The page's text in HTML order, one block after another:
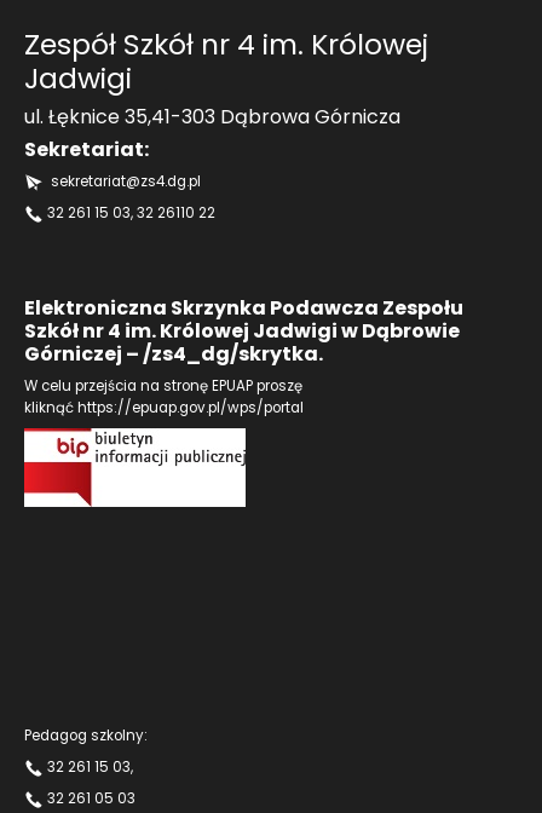
Zajęcia pozalekcyjne
Konkursy
Wszystko o wszawicy
Dla nauczycieli
Do pobrania - nauczyciele
27 stycznia- Międzynarodowy Dzień Pamięci
o Ofiarach Holokaustu
Konkurs
Aktualności
Zespół Szkół nr 4 im. Królowej
Jadwigi
ul. Łęknice 35,41-303 Dąbrowa Górnicza
Sekretariat:
sekretariat@zs4.dg.pl
32 261 15 03, 32 26110 22
Elektroniczna Skrzynka Podawcza Zespołu
Szkół nr 4 im. Królowej Jadwigi w Dąbrowie
Górniczej – /zs4_dg/skrytka.
W celu przejścia na stronę EPUAP proszę
kliknąćhttps://epuap.gov.pl/wps/portal
Pedagog szkolny:
32 261 15 03,
32 261 05 03